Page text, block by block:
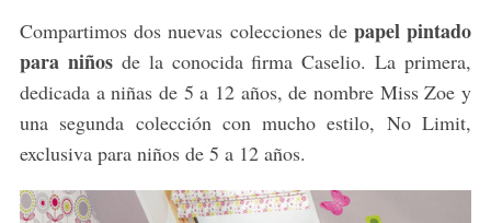
Compartimos dos nuevas colecciones de papel pintado
para niñosde la conocida firma Caselio. La primera,
dedicada a niñas de 5 a 12 años, de nombre Miss Zoe y
una segunda colección con mucho estilo, No Limit,
exclusiva para niños de 5 a 12 años.